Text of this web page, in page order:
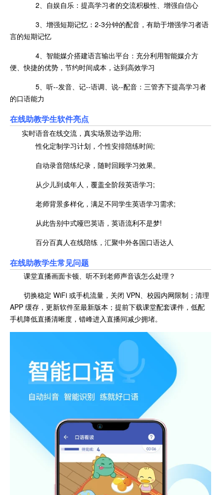
2、自娱自乐：提高学习者的交流积极性、增强自信心
3、增强短期记忆：2-3分钟的配音，有助于增强学习者语
言的短期记忆
4、智能媒介搭建语言输出平台：充分利用智能媒介方
便、快捷的优势，节约时间成本，达到高效学习
5、听--发音、记--语调、说--配音：三管齐下提高学习者
的口语能力
在线助教学生软件亮点
实时语音在线交流，真实场景边学边用;
性化定制学习计划，个性安排陪练时间;
自动录音陪练纪录，随时回顾学习效果。
从少儿到成年人，覆盖全阶段英语学习;
老师背景多样化，满足不同学生英语学习需求;
从此告别中式哑巴英语，英语流利不是梦!
百分百真人在线陪练，汇聚中外各国口语达人
在线助教学生常见问题
课堂直播画面卡顿、听不到老师声音该怎么处理？
切换稳定 WiFi 或手机流量，关闭 VPN、校园内网限制；清理
APP 缓存，更新软件至最新版本；提前下载课堂配套课件，低配
手机降低直播清晰度，错峰进入直播间减少拥堵。